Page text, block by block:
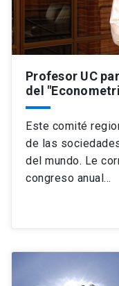
Profesor UC
del
Este comité
de las
del mundo. Le
congreso anual…